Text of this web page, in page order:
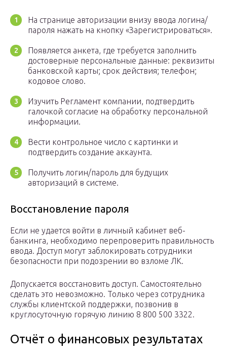
На странице авторизации внизу ввода логина/
пароля нажать на кнопку «Зарегистрироваться».
Появляется анкета, где требуется заполнить
достоверные персональные данные: реквизиты
банковской карты; срок действия; телефон;
кодовое слово.
Изучить Регламент компании, подтвердить
галочкой согласие на обработку персональной
информации.
Вести контрольное число с картинки и
подтвердить создание аккаунта.
Получить логин/пароль для будущих
авторизаций в системе.
Восстановление пароля
Если не удается войти в личный кабинет веб-
банкинга, необходимо перепроверить правильность
ввода. Доступ могут заблокировать сотрудники
безопасности при подозрении во взломе ЛК.
Допускается восстановить доступ. Самостоятельно
сделать это невозможно. Только через сотрудника
службы клиентской поддержки, позвонив в
круглосуточную горячую линию 8 800 500 3322.
Отчёт о финансовых результатах